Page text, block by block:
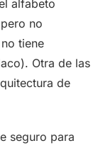
alfabeto
no
tiene
Otra de las
de
seguro para